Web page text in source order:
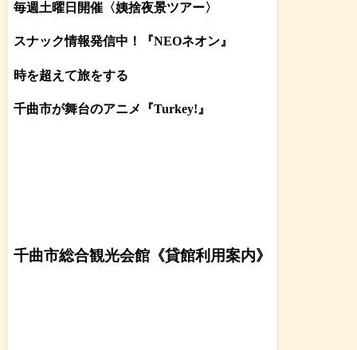
毎週土曜日開催〈姨捨夜景ツアー〉
スナック情報発信中！『NEOネオン』
時を超えて旅をする
千曲市が舞台のアニメ『Turkey!』
千曲市総合観光会館《貸館利用案内》